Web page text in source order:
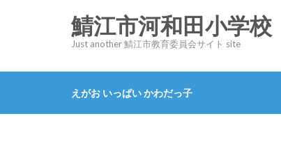
ン
鯖江市河和田小学校
Just another 鯖江市教育委員会サイト site
えがお いっぱい かわだっ子